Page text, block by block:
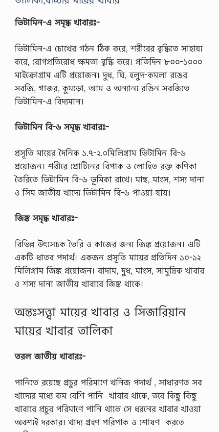
ভিটামিন-এ সমৃদ্ধ খাবারঃ-
ভিটামিন-এ চোখের গঠন ঠিক করে, শরীরের বৃদ্ধিতে সাহায্য
করে, রোগপ্রতিরোধ ক্ষমতা বৃদ্ধি করে। প্রতিদিন ৮০০-১০০০
মাইক্রোগ্রাম এটি প্রয়োজন। দুধ, ঘি, হলুদ-কমলা রঙের
সবজি, গাজর, কুমড়ো, আম ও অন্যান্য রঙিন সবজিতে
ভিটামিন-এ বিদ্যমান।
ভিটামিন বি-৬ সমৃদ্ধ খাবারঃ-
প্রসূতি মায়ের দৈনিক ১.৭-২.০মিলিগ্রাম ভিটামিন বি-৬
প্রয়োজন। শরীরে প্রোটিনের বিপাক ও লোহিত রক্ত কণিকা
তৈরিতে ভিটামিন বি-৬ ভূমিকা রাখে। মাছ, মাংস, শস্য দানা
ও সিম জাতীয় খাদ্যে ভিটামিন বি-৬ পাওয়া যায়।
জিঙ্ক সমৃদ্ধ খাবারঃ-
বিভিন্ন উৎসেচক তৈরি ও কাজের জন্য জিঙ্ক প্রয়োজন। এটি
একটি ধাতব পদার্থ। একজন প্রসূতি মায়ের প্রতিদিন ১০-১২
মিলিগ্রাম জিঙ্ক প্রয়োজন। বাদাম, দুধ, মাংস, সামুদ্রিক খাবার
ও শস্য দানা জাতীয় খাবারে জিঙ্ক থাকে।
অন্তঃসত্ত্বা মায়ের খাবার ও সিজারিয়ান
মায়ের খাবার তালিকা
তরল জাতীয় খাবারঃ-
পানিতে রয়েছে প্রচুর পরিমাণে খনিজ পদার্থ , সাধারণত সব
খাদ্যের মধ্যে কম বেশি পানি খাবার থাকে, তবে কিছু কিছু
খাবারে প্রচুর পরিমাণে পানি থাকে সে ধরনের খাবার খাওয়া
অবশ্যই দরকার। খাদ্য গ্রহণ পরিপাক ও শোষণ করতে